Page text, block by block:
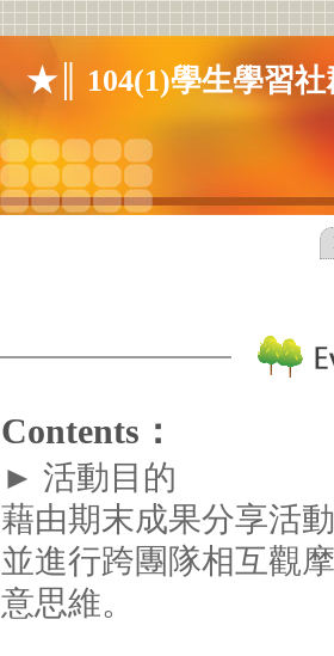
★║ 104(1)學生學習社
Contents：
► 活動目的
藉由期末成果分享活
並進行跨團隊相互觀
意思維。